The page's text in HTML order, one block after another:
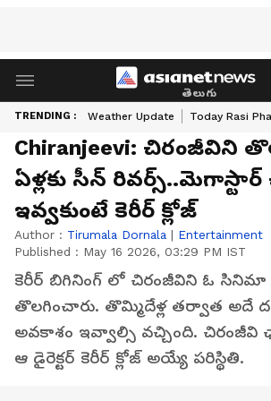
తెలుగు
TRENDING : Weather Update Today Rasi
Chiranjeevi: చిరంజీవిని
ఏళ్లకు సీన్
ఇవ్వకుంటే కెరీర్ క్లోజ్
Author : Tirumala Dornala | Entertainment
Published : May 16 2026, 03:29 PM IST
కెరీర్ బిగినింగ్ లో చిరంజీవిని ఓ సినిమా
తొలగించారు. తొమ్మిదేళ్ల తర్వాత అదే
అవకాశం ఇవ్వాల్సి వచ్చింది. చిరంజీవి
ఆ డైరెక్టర్ కెరీర్ క్లోజ్ అయ్యే పరిస్థితి.